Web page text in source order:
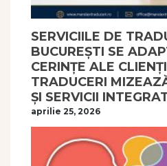
SERVICIILE DE
BUCUREȘTI SE
CERINȚE ALE
TRADUCERI
ȘI SERVICII
aprilie 25, 2026